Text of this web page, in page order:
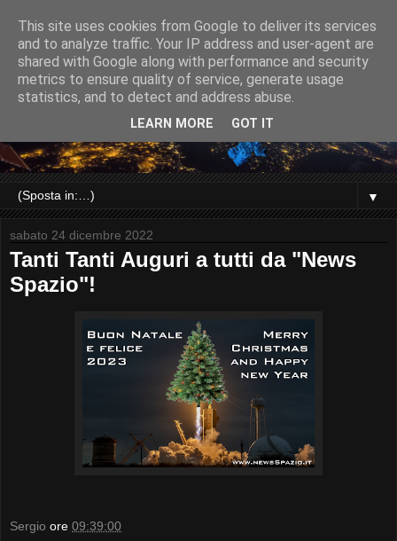
▼
sabato 24 dicembre 2022
Tanti Tanti Auguri a tutti da "News
Spazio"!
Sergio ore 09:39:00
This site uses cookies from Google to deliver its services
and to analyze traffic. Your IP address and user-agent are
shared with Google along with performance and security
metrics to ensure quality of service, generate usage
statistics, and to detect and address abuse.
LEARN MORE GOT IT